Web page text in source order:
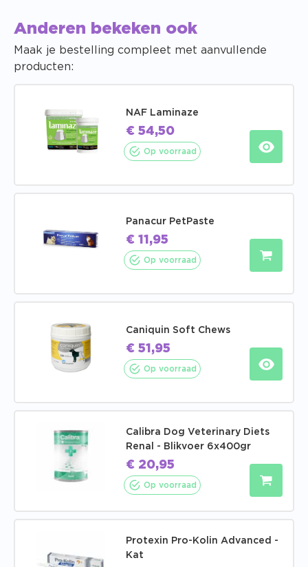
Anderen bekeken ook
Maak je bestelling compleet met aanvullende
producten:
NAF Laminaze
€ 54,50
Op voorraad
Panacur PetPaste
€ 11,95
Op voorraad
Caniquin Soft Chews
€ 51,95
Op voorraad
Calibra Dog Veterinary Diets
Renal - Blikvoer 6x400gr
€ 20,95
Op voorraad
Protexin Pro-Kolin Advanced -
Kat